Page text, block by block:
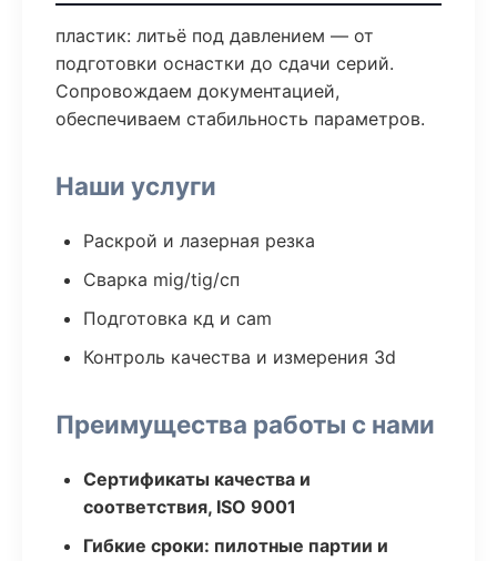
пластик: литьё под давлением — от
подготовки оснастки до сдачи серий.
Сопровождаем документацией,
обеспечиваем стабильность параметров.
Наши услуги
Раскрой и лазерная резка
Сварка mig/tig/сп
Подготовка кд и cam
Контроль качества и измерения 3d
Преимущества работы с нами
Сертификаты качества и
соответствия, ISO 9001
Гибкие сроки: пилотные партии и